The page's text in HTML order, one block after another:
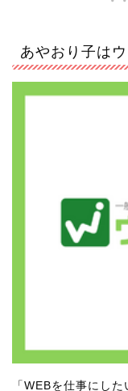
あやおり子は
「WEBを仕事にし